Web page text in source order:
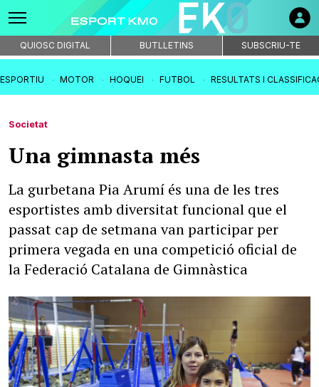
QUIOSC DIGITAL BUTLLETINS SUBSCRIU-TE
MOTOR HOQUEI FUTBOL RESULTATS I
Societat
Una gimnasta més
La gurbetana Pia Arumí és una de les tres
esportistes amb diversitat funcional que el
passat cap de setmana van participar per
primera vegada en una competició oficial de
la Federació Catalana de Gimnàstica